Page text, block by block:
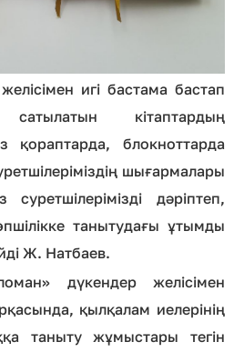
игі бастама бастап
кітаптардың
қораптарда, блокноттарда
шығармалары
дәріптеп,
танытудағы ұтымды
Ж. Натбаев.
дүкендер желісімен
қылқалам иелерінің
таныту жұмыстары тегін